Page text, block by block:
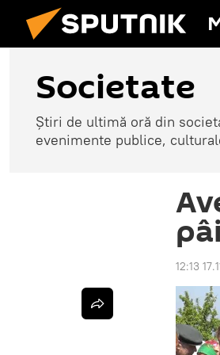
Societate
Știri de ultimă oră din
evenimente publice,
12:13